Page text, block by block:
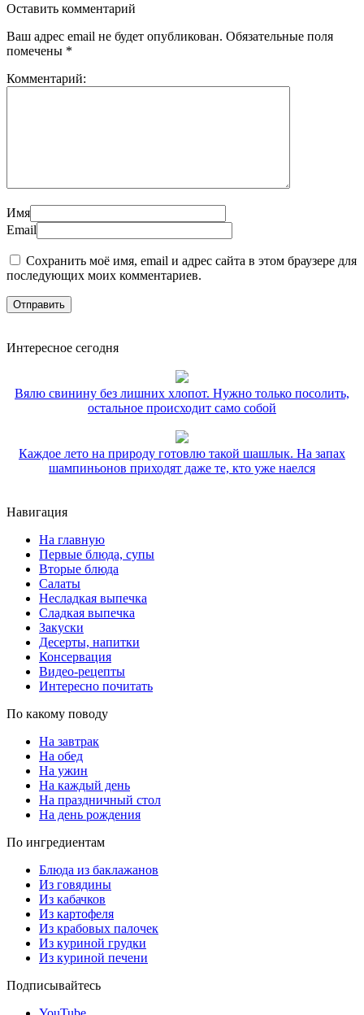
Оставить комментарий
Ваш адрес email не будет опубликован. Обязательные поля
помечены *
Комментарий:
Имя
Email
Сохранить моё имя, email и адрес сайта в этом браузере для
последующих моих комментариев.
Интересное сегодня
Вялю свинину без лишних хлопот. Нужно только посолить,
остальное происходит само собой
Каждое лето на природу готовлю такой шашлык. На запах
шампиньонов приходят даже те, кто уже наелся
Навигация
На главную
Первые блюда, супы
Вторые блюда
Салаты
Несладкая выпечка
Сладкая выпечка
Закуски
Десерты, напитки
Консервация
Видео-рецепты
Интересно почитать
По какому поводу
На завтрак
На обед
На ужин
На каждый день
На праздничный стол
На день рождения
По ингредиентам
Блюда из баклажанов
Из говядины
Из кабачков
Из картофеля
Из крабовых палочек
Из куриной грудки
Из куриной печени
Подписывайтесь